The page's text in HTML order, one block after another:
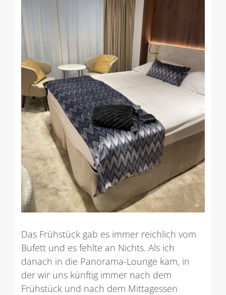
Das Frühstück gab es immer reichlich vom
Bufett und es fehlte an Nichts. Als ich
danach in die Panorama-Lounge kam, in
der wir uns künftig immer nach dem
Frühstück und nach dem Mittagessen